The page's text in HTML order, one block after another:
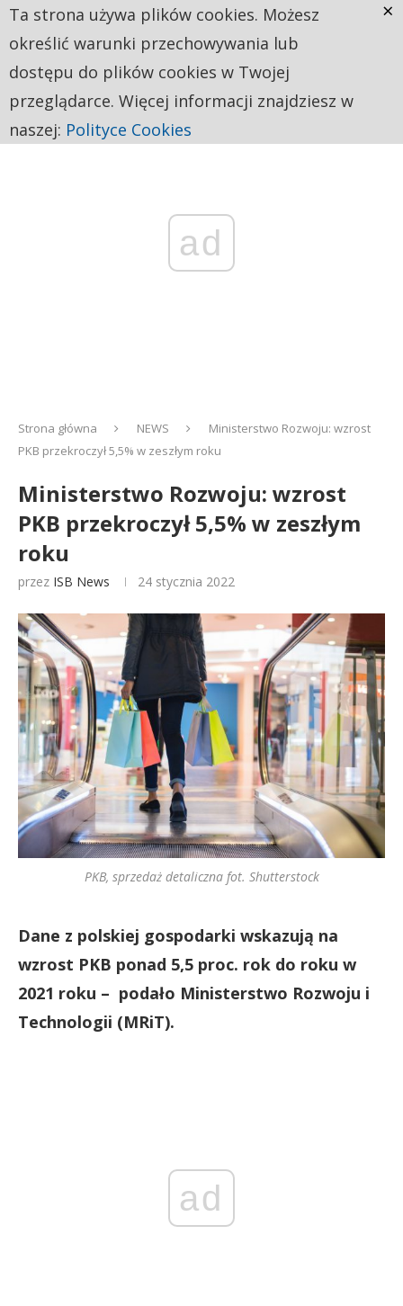
ad
Strona główna NEWS
Ministerstwo Rozwoju: wzrost
PKB przekroczył 5,5% w zeszłym roku
Ministerstwo Rozwoju: wzrost
PKB przekroczył 5,5% w zeszłym
roku
przez ISB News 24 stycznia 2022
PKB, sprzedaż detaliczna fot. Shutterstock
Dane z polskiej gospodarki wskazują na
wzrost PKB ponad 5,5 proc. rok do roku w
2021 roku – podało Ministerstwo Rozwoju i
Technologii (MRiT).
ad
Ta strona używa plików cookies. Możesz
określić warunki przechowywania lub
dostępu do plików cookies w Twojej
przeglądarce. Więcej informacji znajdziesz w
naszej: Polityce Cookies
×